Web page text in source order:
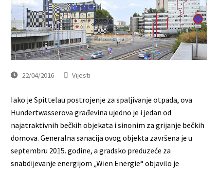
22/04/2016 Vijesti
Iako je Spittelau postrojenje za spaljivanje otpada, ova
Hundertwasserova građevina ujedno je i jedan od
najatraktivnih bečkih objekata i sinonim za grijanje bečkih
domova. Generalna sanacija ovog objekta završena je u
septembru 2015. godine, a gradsko preduzeće za
snabdijevanje energijom „Wien Energie“ objavilo je